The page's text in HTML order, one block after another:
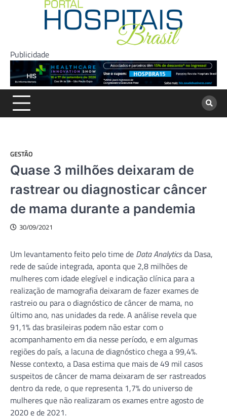
Publicidade
GESTÃO
Quase 3 milhões deixaram de
rastrear ou diagnosticar câncer
de mama durante a pandemia
30/09/2021
Um levantamento feito pelo time de Data Analyticsda Dasa,
rede de saúde integrada, aponta que 2,8 milhões de
mulheres com idade elegível e indicação clínica para a
realização de mamografia deixaram de fazer exames de
rastreio ou para o diagnóstico de câncer de mama, no
último ano, nas unidades da rede. A análise revela que
91,1% das brasileiras podem não estar com o
acompanhamento em dia nesse período, e em algumas
regiões do país, a lacuna de diagnóstico chega a 99,4%.
Nesse contexto, a Dasa estima que mais de 49 mil casos
suspeitos de câncer de mama deixaram de ser rastreados
dentro da rede, o que representa 1,7% do universo de
mulheres que não realizaram os exames entre agosto de
2020 e de 2021.